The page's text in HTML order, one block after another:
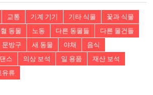
교통 기계 기기 기타 식물
꽃과 식물
동물 노동 다른 동물들
다른 물건들
문방구 새 동물 야채
음식
스 의상 보석 일 용품
재산 보석
유류